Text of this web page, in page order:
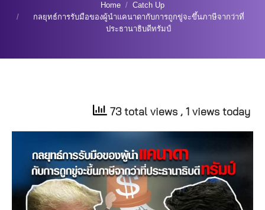
Home
Catch Up
กลยุทธ์การรับมือของผู้นำแคนาดากับการถูกขู่จะขึ้นภาษีจากว่าที่
ประธานาธิบดีทรัมป์
73 total views , 1 views today